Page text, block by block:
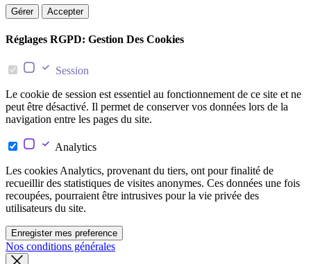
Gérer Accepter
Réglages RGPD: Gestion Des Cookies
Session
Le cookie de session est essentiel au fonctionnement de ce site et ne
peut être désactivé. Il permet de conserver vos données lors de la
navigation entre les pages du site.
Analytics
Les cookies Analytics, provenant du tiers, ont pour finalité de
recueillir des statistiques de visites anonymes. Ces données une fois
recoupées, pourraient être intrusives pour la vie privée des
utilisateurs du site.
Enregister mes preference
Nos conditions générales